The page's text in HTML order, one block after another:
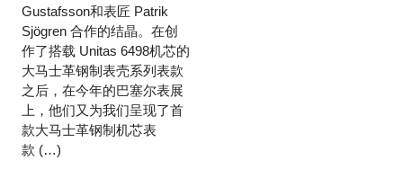
Gustafsson和表匠 Patrik
Sjögren 合作的结晶。在创
作了搭载 Unitas 6498机芯的
大马士革钢制表壳系列表款
之后，在今年的巴塞尔表展
上，他们又为我们呈现了首
款大马士革钢制机芯表
款 (…)